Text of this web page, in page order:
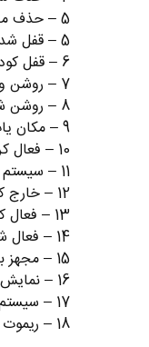
5 – ﺣﺬﻑ ﻣﺮﺣﻠﻪ ﺩﻭﻡ ﺷﻮﮎ ﺳﻨﺴﻮﺭ ﺍﺯ ﻣﺪﺍﺭ ﺩﺯﺩﮔﯿﺮ ﺑﻮﺳﯿﻠﻪ ﺭﯾﻤﻮﺕ ﮐﻨﺘﺮﻝ
5 – ﻗﻔﻞ ﺷﺪﻥ ﺩﺭﺑﻬﺎ ﻭ ﻓﻌﺎﻝ ﺷﺪﻥ ﺳﯿﺴﺘﻢ ﺩﺯﺩﮔﯿﺮ ﺑﻄﻮﺭ ﺍﺗﻮﻣﺎﺗﯿﮏ
6 – ﻗﻔﻞ ﮐﻮﺩﮎ ( ﻗﻔﻞ ﺷﺪﻥ ﺩﺭﺑﻬﺎ ﻫﻤﺰﻣﺎﻥ ﺑﺎ ﺭﻭﺷﻦ ﺷﺪﻥ ﺍﺗﻮﻣﺒﯿﻞ )
7 – ﺭﻭﺷﻦ ﻭﺧﺎﻣﻮﺵ ﺷﺪﻥ ﭼﺮﺍﻏﻬﺎﯼ ﺭﺍﻫﻨﻤﺎ ﻫﻨﮕﺎﻡ ﺑﺎﺯ ﺷﺪﻥ ﺩﺭﺑﻬﺎ
8 – ﺭﻭﺷﻦ ﺷﺪﻥ ﭼﺮﺍﻍ ﺩﺍﺧﻞ ﺍﺗﻮﻣﺒﯿﻞ ﻫﻤﺰﻣﺎﻥ ﺑﺎ ﺗﺤﺮﯾﮏ ﺷﺪﻥ ﺩﺯﺩﮔﯿﺮ
9 – ﻣﮑﺎﻥ ﯾﺎﺏ ﺍﺗﻮﻣﺒﯿﻞ
10 – ﻓﻌﺎﻝ ﮐﺮﺩﻥ ﺩﺯﺩﮔﯿﺮ ﺑﻮﺳﯿﻠﻪ ﺭﯾﻤﻮﺕ ﮐﻨﺘﺮﻝ ﺩﺭﻣﻮﺍﻗﻊ ﺍﺿﻄﺮﺍﺭﯼ
11 – ﺳﯿﺴﺘﻢ ﺿﺪ ﺳﺮﻗﺖ
12 – ﺧﺎﺭﺝ ﮐﺮﺩﻥ ﺳﯿﺴﺘﻢ ﺩﺯﺩﮔﯿﺮ ﺍﺯﻣﺪﺍﺭ
13 – ﻓﻌﺎﻝ ﮐﺮﺩﻥ ﺩﺯﺩﮔﯿﺮ ﺗﻮﺍﻡ ﺑﺎ ﺭﻭﺷﻦ ﻣﺎﻧﺪﻥ ﺍﺗﻮﻣﺒﯿﻞ
14 – ﻓﻌﺎﻝ ﺷﺪﻥ ﺑﺮﻕ ﺍﺳﺘﺎﺭﺕ ﺩﺭﺯﻣﺎﻥ ﺧﺎﻣﻮﺵ ﺷﺪﻥ ﺍﺗﻮﻣﺒﯿﻞ
15 – ﻣﺠﻬﺰ ﺑﻪ ﺩﻭﺧﺮﻭﺟﯽ ﺍﺿﺎﻓﻪ ﺟﻬﺖ ﺗﺠﻬﯿﺰﺍﺕ ﺟﺎﻧﺒﯽ
16 – ﻧﻤﺎﯾﺶ ﺩﺭﺟﻪ ﺣﺮﺍﺭﺕ ﺩﺍﺧﻞ ﺍﺗﻮﻣﺒﯿﻞ ﺑﺮﺭﻭﯼ ﺭﯾﻤﻮﺕ ﮐﻨﺘﺮﻝ ﺗﺼﻮﯾﺮﯼ
17 – ﺳﯿﺴﺘﻢ ~ﯾﺠﺮﺍﺯ ﺩﺍﺧﻞ ﺍﺗﻮﻣﺒﯿﻞ
18 – ﺭﯾﻤﻮﺕ ﮐﻨﺘﺮﻝ ﺗﺼﻮﯾﺮﯼ ﻣﺠﻬﺰ ﺑﻪ ﺳﺎﻋﺖ ﻭﺁﻻﺭﻡ ﺩﯾﺠﯿﺘﺎﻝ